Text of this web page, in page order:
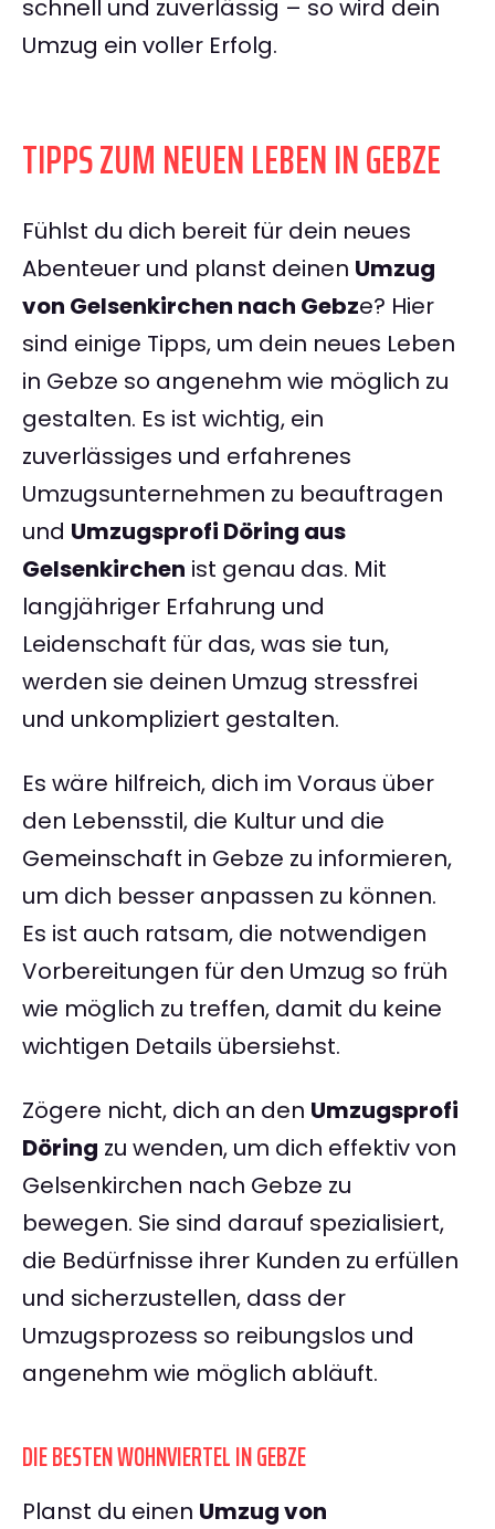
schnell und zuverlässig – so wird dein
Umzug ein voller Erfolg.
TIPPS ZUM NEUEN LEBEN IN GEBZE
Fühlst du dich bereit für dein neues
Abenteuer und planst deinen Umzug
von Gelsenkirchen nach Gebze? Hier
sind einige Tipps, um dein neues Leben
in Gebze so angenehm wie möglich zu
gestalten. Es ist wichtig, ein
zuverlässiges und erfahrenes
Umzugsunternehmen zu beauftragen
und Umzugsprofi Döring aus
Gelsenkirchen ist genau das. Mit
langjähriger Erfahrung und
Leidenschaft für das, was sie tun,
werden sie deinen Umzug stressfrei
und unkompliziert gestalten.
Es wäre hilfreich, dich im Voraus über
den Lebensstil, die Kultur und die
Gemeinschaft in Gebze zu informieren,
um dich besser anpassen zu können.
Es ist auch ratsam, die notwendigen
Vorbereitungen für den Umzug so früh
wie möglich zu treffen, damit du keine
wichtigen Details übersiehst.
Zögere nicht, dich an den Umzugsprofi
Döring zu wenden, um dich effektiv von
Gelsenkirchen nach Gebze zu
bewegen. Sie sind darauf spezialisiert,
die Bedürfnisse ihrer Kunden zu erfüllen
und sicherzustellen, dass der
Umzugsprozess so reibungslos und
angenehm wie möglich abläuft.
DIE BESTEN WOHNVIERTEL IN GEBZE
Planst du einen Umzug von